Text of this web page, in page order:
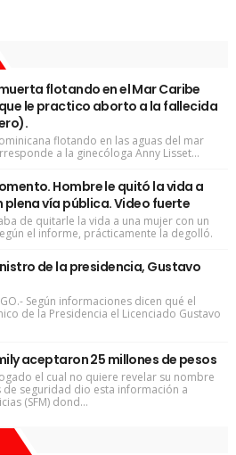
flotando en el Mar Caribe
le practico aborto a la fallecida
flotando en las aguas del mar
a la ginecóloga Anny Lisset...
Hombre le quitó la vida a
plena vía pública. Video fuerte
de quitarle la vida a una mujer con un
el informe, prácticamente la degolló.
de la presidencia, Gustavo
Según informaciones dicen qué el
de la Presidencia el Licenciado Gustavo
aceptaron 25 millones de pesos
el cual no quiere revelar su nombre
de seguridad dio esta información a
(SFM) dond...